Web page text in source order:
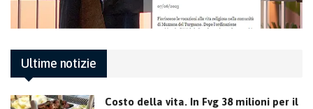
Ultime notizie
Costo della vita. In Fvg 38 milioni per il